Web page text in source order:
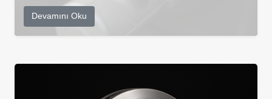
Devamını Oku